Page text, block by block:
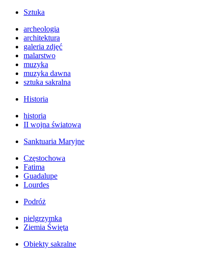
Sztuka
archeologia
architektura
galeria zdjęć
malarstwo
muzyka
muzyka dawna
sztuka sakralna
Historia
historia
II wojna światowa
Sanktuaria Maryjne
Częstochowa
Fatima
Guadalupe
Lourdes
Podróż
pielgrzymka
Ziemia Święta
Obiekty sakralne